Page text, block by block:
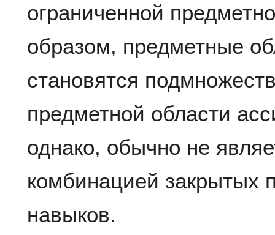
ограниченной
образом, предметные
становятся
предметной области
однако, обычно не
комбинацией закрытых
навыков.